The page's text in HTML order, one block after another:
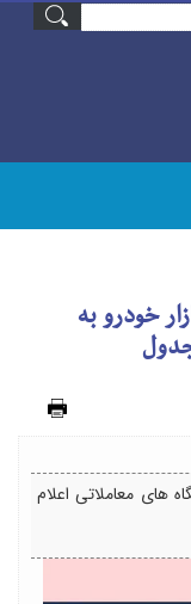
۲۴ خرداد ۱۴۰۵ / بازار خودرو به
۱۴۰۵ از سوی بنگاه های معاملاتی اعلام